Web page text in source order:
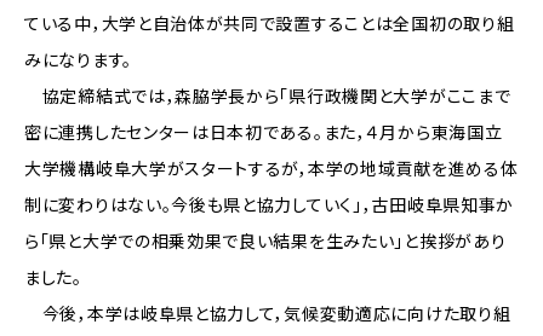
ている中，大学と自治体が共同で設置することは全国初の取り組
みになります。
協定締結式では，森脇学長から「県行政機関と大学がここまで
密に連携したセンターは日本初である。また，４月から東海国立
大学機構岐阜大学がスタートするが，本学の地域貢献を進める体
制に変わりはない。今後も県と協力していく」，古田岐阜県知事か
ら「県と大学での相乗効果で良い結果を生みたい」と挨拶があり
ました。
今後，本学は岐阜県と協力して，気候変動適応に向けた取り組